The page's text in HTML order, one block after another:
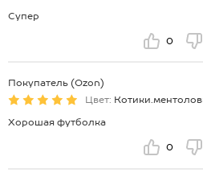
Супер
0
Покупатель (Ozon)
Цвет:
Хорошая футболка
0